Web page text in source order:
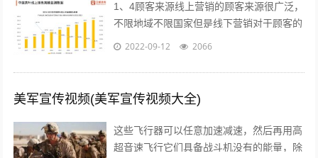
1、4顾客来源线上营销的顾客来源很广泛，
不限地域不限国家但是线下营销对于顾客的
选择性来说就大打折扣，人数很少，当然更
2022-09-12 2066
美军宣传视频(美军宣传视频大全)
这些飞行器可以任意加速减速，然后再用高
超音速飞行它们具备战斗机没有的能量，除